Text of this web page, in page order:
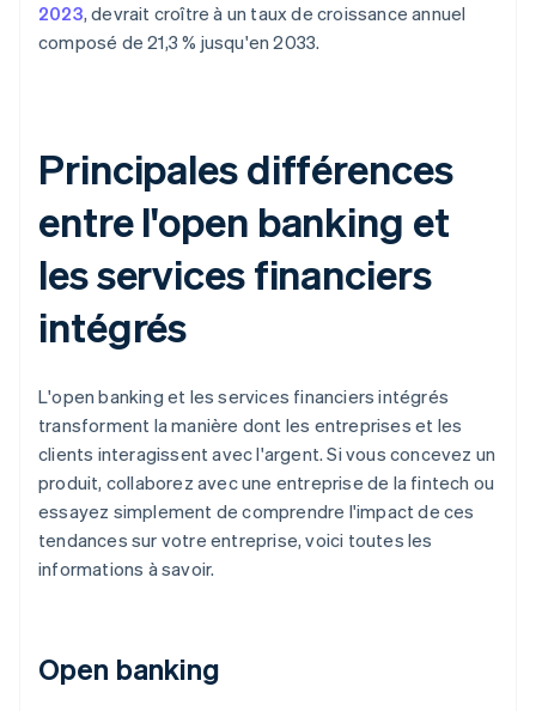
2023, devrait croître à un taux de croissance annuel
composé de 21,3 % jusqu'en 2033.
Principales différences
entre l'open banking et
les services financiers
intégrés
L'open banking et les services financiers intégrés
transforment la manière dont les entreprises et les
clients interagissent avec l'argent. Si vous concevez un
produit, collaborez avec une entreprise de la fintech ou
essayez simplement de comprendre l'impact de ces
tendances sur votre entreprise, voici toutes les
informations à savoir.
Open banking